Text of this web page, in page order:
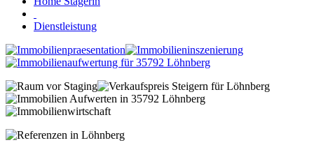
Dienstleistung